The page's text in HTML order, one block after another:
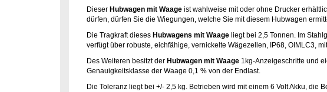
Dieser Hubwagen mit Waage ist wahlweise mit oder ohne Drucker
dürfen, dürfen Sie die Wiegungen, welche Sie mit diesem Hubwagen
Die Tragkraft dieses Hubwagens mit Waage liegt bei 2,5 Tonnen. Im
verfügt über robuste, eichfähige, vernickelte Wägezellen, IP68, OIMLC3,
Des Weiteren besitzt der Hubwagen mit Waage 1kg-Anzeigeschritte und
Genauigkeitsklasse der Waage 0,1 % von der Endlast.
Die Toleranz liegt bei +/- 2,5 kg. Betrieben wird mit einem 6 Volt Akku,